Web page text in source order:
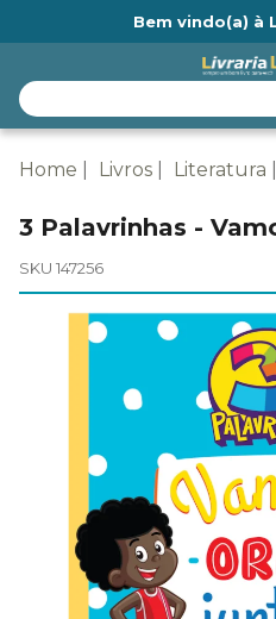
Bem vindo(a) à
Home Livros Literatura
3 Palavrinhas -
SKU 147256